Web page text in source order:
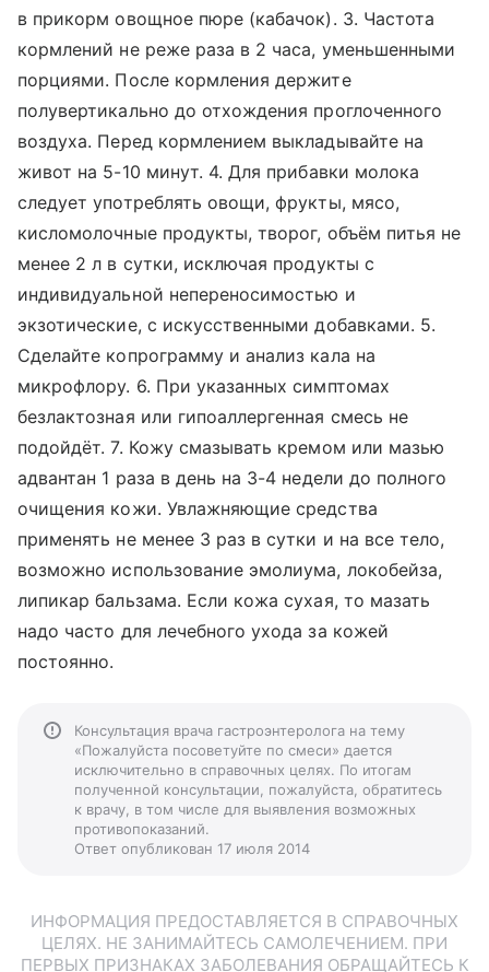
в прикорм овощное пюре (кабачок). 3. Частота
кормлений не реже раза в 2 часа, уменьшенными
порциями. После кормления держите
полувертикально до отхождения проглоченного
воздуха. Перед кормлением выкладывайте на
живот на 5-10 минут. 4. Для прибавки молока
следует употреблять овощи, фрукты, мясо,
кисломолочные продукты, творог, объём питья не
менее 2 л в сутки, исключая продукты с
индивидуальной непереносимостью и
экзотические, с искусственными добавками. 5.
Сделайте копрограмму и анализ кала на
микрофлору. 6. При указанных симптомах
безлактозная или гипоаллергенная смесь не
подойдёт. 7. Кожу смазывать кремом или мазью
адвантан 1 раза в день на 3-4 недели до полного
очищения кожи. Увлажняющие средства
применять не менее 3 раз в сутки и на все тело,
возможно использование эмолиума, локобейза,
липикар бальзама. Если кожа сухая, то мазать
надо часто для лечебного ухода за кожей
постоянно.
Консультация врача гастроэнтеролога на тему
«Пожалуйста посоветуйте по смеси» дается
исключительно в справочных целях. По итогам
полученной консультации, пожалуйста, обратитесь
к врачу, в том числе для выявления возможных
противопоказаний.
Ответ опубликован 17 июля 2014
ИНФОРМАЦИЯ ПРЕДОСТАВЛЯЕТСЯ В СПРАВОЧНЫХ
ЦЕЛЯХ. НЕ ЗАНИМАЙТЕСЬ САМОЛЕЧЕНИЕМ. ПРИ
ПЕРВЫХ ПРИЗНАКАХ ЗАБОЛЕВАНИЯ ОБРАЩАЙТЕСЬ К